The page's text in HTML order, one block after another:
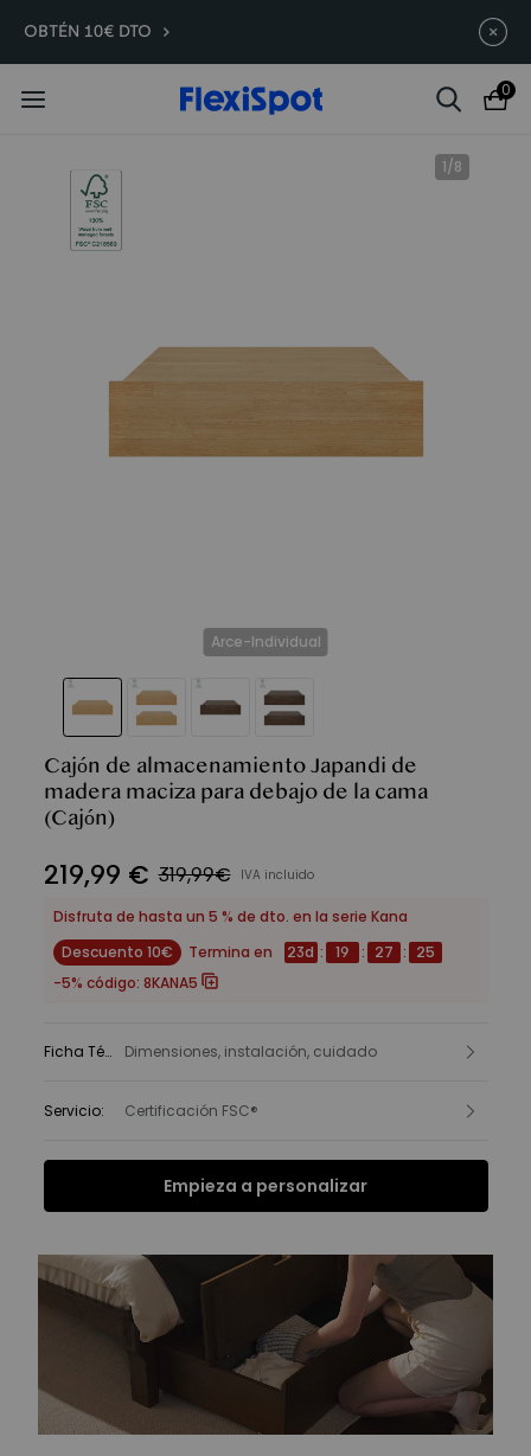
Compra antes, ahorra más |
C7 Morpher -290 €
: 24
0
1/8
Arce-Individual
Cajón de almacenamiento Japandi de
madera maciza para debajo de la cama
(Cajón)
219,99 € 319,99€ IVA incluido
Disfruta de hasta un 5 % de dto. en la serie Kana
Descuento 10€
Termina en 23d : 19 : 27 : 24
-5% código: 8KANA5
Ficha Técnica :
Dimensiones, instalación, cuidado
Servicio: Certificación FSC®
Empieza a personalizar
Ficha Técnica
OBTÉN 10€ DTO